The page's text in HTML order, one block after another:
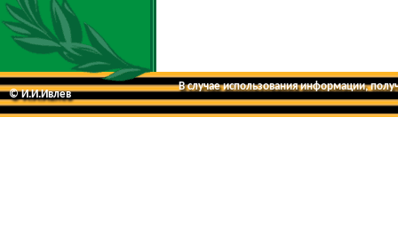
© И.И.Ивлев
В случае использования информации,